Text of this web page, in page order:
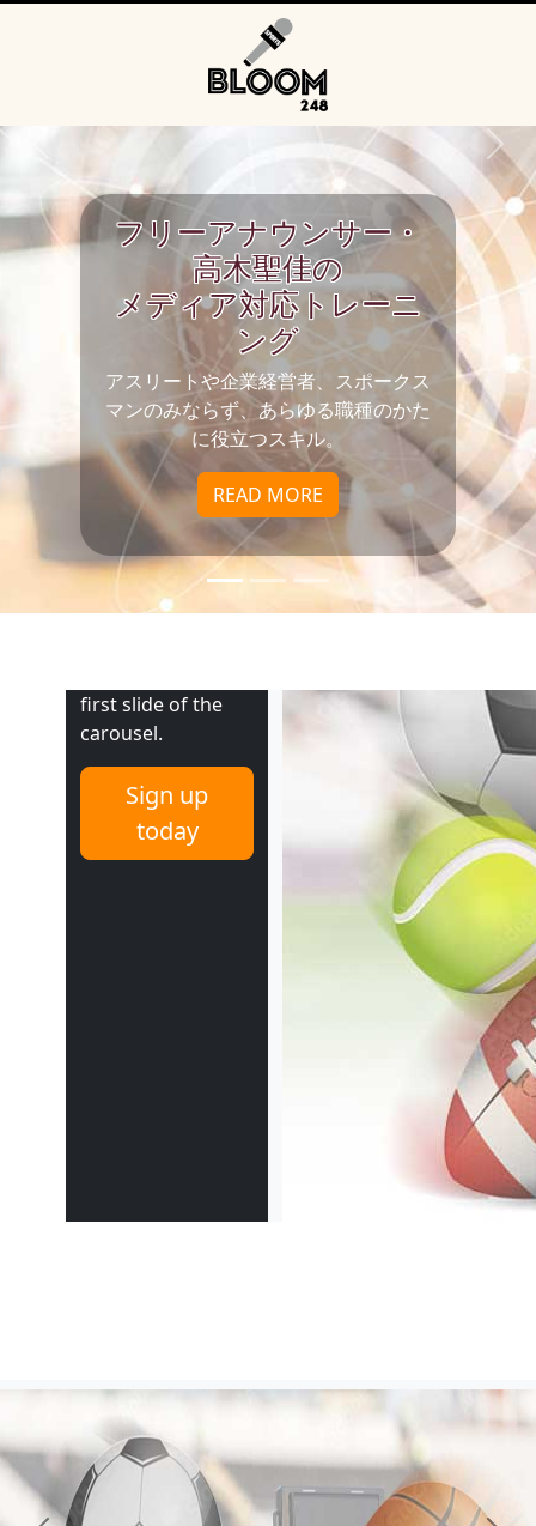
フリーアナウンサー・
高木聖佳の
メディア対応トレーニ
ング
アスリートや企業経営者、スポークス
マンのみならず、あらゆる職種のかた
に役立つスキル。
READ MORE
Example
headline.
Some
representative
first slide of the
carousel.
Sign up
today
Previous Next